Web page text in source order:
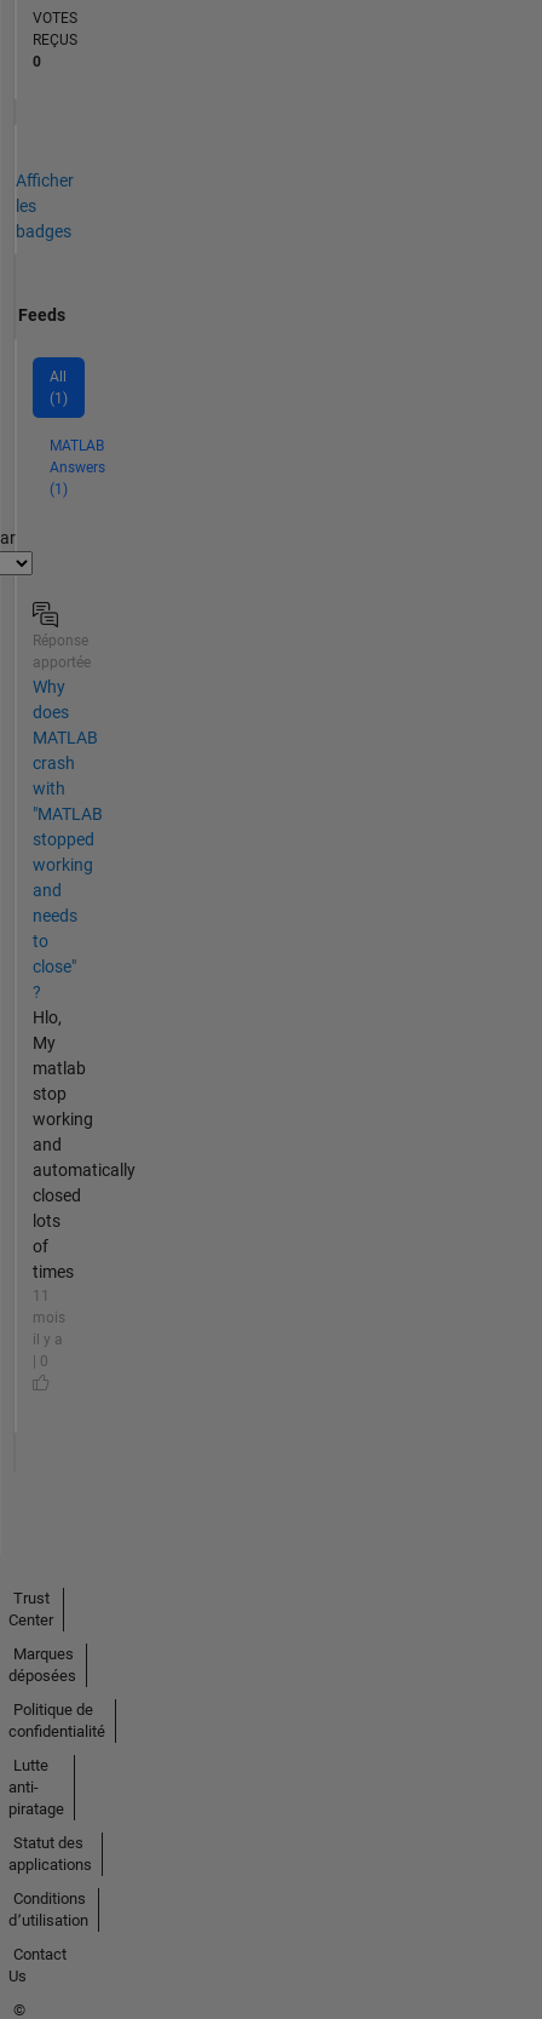
VOTES
REÇUS
0
Afficher
les
badges
Feeds
All
(1)
MATLAB
Answers
(1)
Réponse
apportée
Why
does
MATLAB
crash
with
"MATLAB
stopped
working
and
needs
to
close"
?
Hlo,
My
matlab
stop
working
and
automatically
closed
lots
of
times
11
mois
il y a
| 0
Trust
Center
Marques
déposées
Politique de
confidentialité
Lutte
anti-
piratage
Statut des
applications
Conditions
d՚utilisation
Contact
Us
©